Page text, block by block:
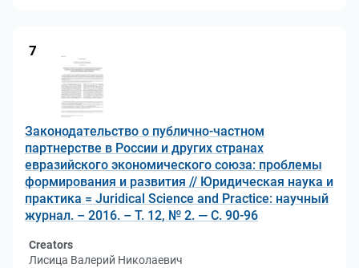
7
Законодательство о публично-частном
партнерстве в России и других странах
евразийского экономического союза: проблемы
формирования и развития // Юридическая наука и
практика = Juridical Science and Practice: научный
журнал. – 2016. – Т. 12, № 2. — С. 90-96
Creators
Лисица Валерий Николаевич